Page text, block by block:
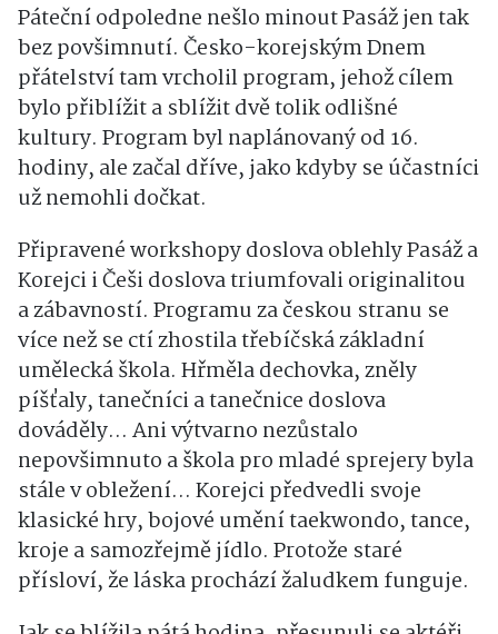
Páteční odpoledne nešlo minout Pasáž jen tak
bez povšimnutí. Česko-korejským Dnem
přátelství tam vrcholil program, jehož cílem
bylo přiblížit a sblížit dvě tolik odlišné
kultury. Program byl naplánovaný od 16.
hodiny, ale začal dříve, jako kdyby se účastníci
už nemohli dočkat.
Připravené workshopy doslova oblehly Pasáž a
Korejci i Češi doslova triumfovali originalitou
a zábavností. Programu za českou stranu se
více než se ctí zhostila třebíčská základní
umělecká škola. Hřměla dechovka, zněly
píšťaly, tanečníci a tanečnice doslova
dováděly… Ani výtvarno nezůstalo
nepovšimnuto a škola pro mladé sprejery byla
stále v obležení… Korejci předvedli svoje
klasické hry, bojové umění taekwondo, tance,
kroje a samozřejmě jídlo. Protože staré
přísloví, že láska prochází žaludkem funguje.